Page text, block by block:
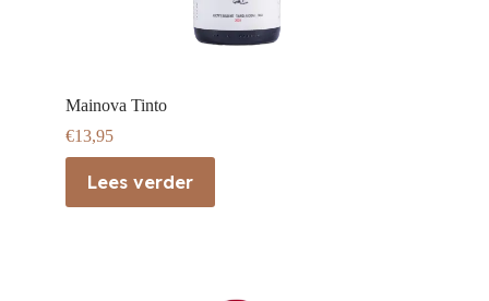
Mainova Tinto
€13,95
Lees verder